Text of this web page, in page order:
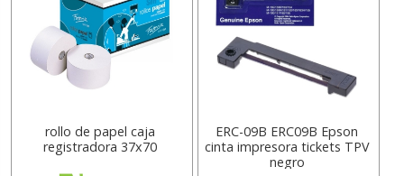
rollo de papel caja
registradora 37x70
ERC-09B ERC09B Epson
cinta impresora tickets TPV
negro